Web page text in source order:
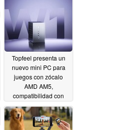
Topfeel presenta un
nuevo mini PC para
juegos con zócalo
AMD AM5,
compatibilidad con
GPU discretas y una
plétora de puertos
05/03/2026